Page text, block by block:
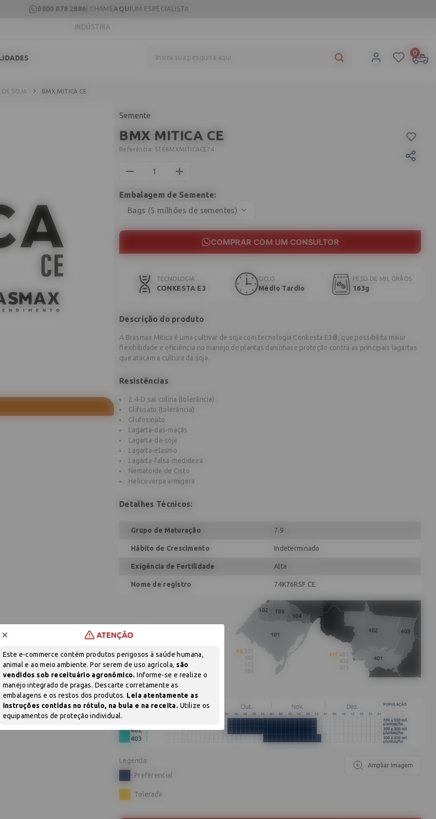
0800 878 2886 | CHAMEAQUIUM ESPECIALISTA
INDÚSTRIA
0
Sem produtos
Adicione produtos clicando em 'Comprar com consultor'
SEMENTES
COMPRAR AGORA COM UM CONSULTOR
DE SOJA BMX MITICA CE
Semente
BMX MITICA CE
Referência: STEBMXMITICACE74
Embalagem de Semente
Bags (5 milhões de sementes)
COMPRAR COM UM CONSULTOR
TECNOLOGIA
CONKESTA E3
CICLO
Médio Tardio
PESO DE MIL GRÃOS
163g
Descrição do produto
A Brasmax Mitica é uma cultivar de soja com tecnologia Conkesta E3®, que possibilita maior
flexibilidade e eficiência no manejo de plantas daninhase proteção contra as principais lagartas
que atacam a cultura da soja.
Resistências
2.4-D sal colina (tolerância)
Glifosato (tolerância)
Glufosinato
Lagarta-das-maçãs
Lagarta-da-soja
Lagarta-elasmo
Lagarta-falsa-medideira
Nematoide de Cisto
Helicoverpa armigera
Detalhes Técnicos:
Grupo de Maturação 7.9
Hábito de Crescimento Indeterminado
Exigência de Fertilidade Alta
Nome de registro 74K76RSF CE
Época de Semeadura:
Legenda:
Preferencial
Tolerada
Ampliar Imagem
Este e-commerce contém produtos perigosos à saúde humana,
animal e ao meio ambiente. Por serem de uso agrícola, são
vendidos sob receituário agronômico. Informe-se e realize o
manejo integrado de pragas. Descarte corretamente as
embalagens e os restos dos produtos. Leia atentamente as
instruções contidas no rótulo, na bula e na receita. Utilize os
equipamentos de proteção individual.